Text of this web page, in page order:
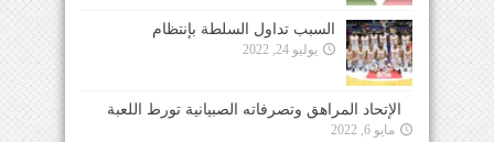
السبب تداول السلطة بإنتظام
يوليو 24, 2022
الإتحاد المراهق وتصرفاته الصبيانية تورط اللعبة
مايو 6, 2022